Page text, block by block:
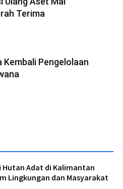
Terima
Pengelolaan
Adat di Kalimantan
Lingkungan dan Masyarakat